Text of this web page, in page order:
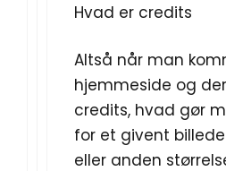
Hvad er credits
Altså når man
hjemmeside og
credits, hvad gør
for et givent
eller anden